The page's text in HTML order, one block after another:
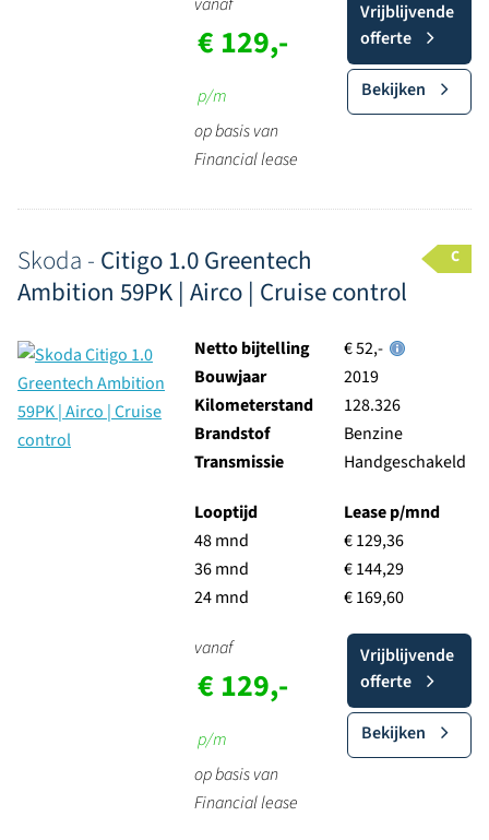
€ 129,-
p/m
op basis van
Financial lease
Vrijblijvende
offerte
Bekijken
Skoda - Citigo 1.0 Greentech
Ambition 59PK | Airco | Cruise control
C
Netto bijtelling
€ 52,-
Bouwjaar
2019
Kilometerstand
128.326
Brandstof
Benzine
Transmissie
Handgeschakeld
Looptijd
48 mnd
36 mnd
24 mnd
Lease p/mnd
€ 129,36
€ 144,29
€ 169,60
vanaf
€ 129,-
p/m
op basis van
Financial lease
Vrijblijvende
offerte
Bekijken